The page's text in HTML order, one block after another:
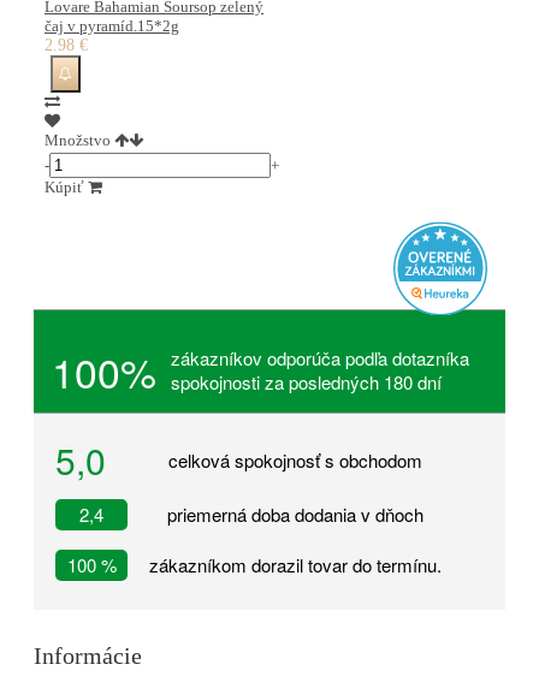
Lovare Bahamian Soursop zelený
čaj v pyramíd.15*2g
2.98 €
Množstvo
-
+
Kúpiť
100%
zákazníkov odporúča podľa dotazníka
spokojnosti za posledných 180 dní
5,0 celková spokojnosť s obchodom
2,4
priemerná doba dodania v dňoch
100 %
zákazníkom dorazil tovar do termínu.
Informácie